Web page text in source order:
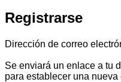
Registrarse
Dirección de correo
Se enviará un enlace a tu
para establecer una nueva